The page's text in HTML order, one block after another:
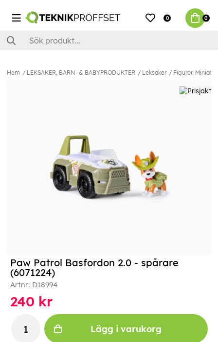
0 0
Hem LEKSAKER, BARN- & BABYPRODUKTER Leksaker Figurer,
Paw Patrol Basfordon 2.0 - spårare
(6071224)
Artnr: D18994
240 kr
Lägg i varukorg